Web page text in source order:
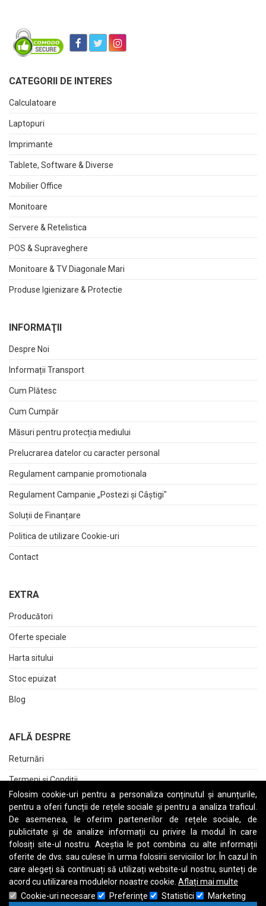
Folosim cookie-uri pentru a personaliza conținutul și anunțurile,
pentru a oferi funcții de rețele sociale și pentru a analiza traficul.
De asemenea, le oferim partenerilor de rețele sociale, de
publicitate și de analize informații cu privire la modul în care
folosiți site-ul nostru. Aceștia le pot combina cu alte informații
oferite de dvs. sau culese în urma folosirii serviciilor lor. În cazul în
care alegeți să continuați să utilizați website-ul nostru, sunteți de
acord cu utilizarea modulelor noastre cookie. Aflați mai multe
Cookie-uri necesare
Preferinţe Statistici Marketing
CATEGORII DE INTERES
Calculatoare
Laptopuri
Imprimante
Tablete, Software & Diverse
Mobilier Office
Monitoare
Servere & Retelistica
POS & Supraveghere
Monitoare & TV Diagonale Mari
Produse Igienizare & Protectie
INFORMAŢII
Despre Noi
Informații Transport
Cum Plătesc
Cum Cumpăr
Măsuri pentru protecția mediului
Prelucrarea datelor cu caracter personal
Regulament campanie promotionala
Regulament Campanie „Postezi și Câștigi"
Soluții de Finanțare
Politica de utilizare Cookie-uri
Contact
EXTRA
Producători
Oferte speciale
Harta sitului
Stoc epuizat
Blog
AFLĂ DESPRE
Returnări
Termeni și Condiții
Raport date personale
Cerere stergere cont
ABCDEFGHIJKLMNOPQRSTUV WXYZ